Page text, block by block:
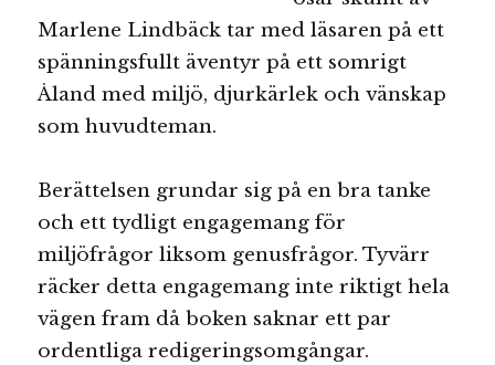
Marlene Lindbäck tar med läsaren på ett
spänningsfullt äventyr på ett somrigt
Åland med miljö, djurkärlek och vänskap
som huvudteman.
Berättelsen grundar sig på en bra tanke
och ett tydligt engagemang för
miljöfrågor liksom genusfrågor. Tyvärr
räcker detta engagemang inte riktigt hela
vägen fram då boken saknar ett par
ordentligaredigeringsomgångar.